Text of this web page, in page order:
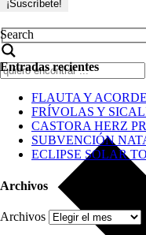
Search
Entradas recientes
FLAUTA Y
FRÍVOLAS Y
CASTORA HERZ
SUBVENCIÓN
ECLIPSE SOLAR
Archivos
Archivos